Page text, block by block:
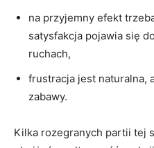
na przyjemny efekt
satysfakcja pojawia się
ruchach,
frustracja jest naturalna,
zabawy.
Kilka rozegranych partii tej